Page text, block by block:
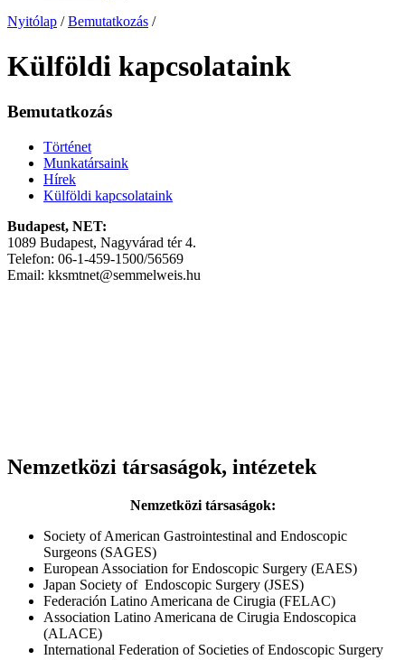
Nyitólap / Bemutatkozás /
Külföldi kapcsolataink
Bemutatkozás
Történet
Munkatársaink
Hírek
Külföldi kapcsolataink
Budapest, NET:
1089 Budapest, Nagyvárad tér 4.
Telefon: 06-1-459-1500/56569
Email: kksmtnet@semmelweis.hu
Nemzetközi társaságok, intézetek
Nemzetközi társaságok:
Society of American Gastrointestinal and Endoscopic
Surgeons (SAGES)
European Association for Endoscopic Surgery (EAES)
Japan Society of Endoscopic Surgery (JSES)
Federación Latino Americana de Cirugia (FELAC)
Association Latino Americana de Cirugia Endoscopica
(ALACE)
International Federation of Societies of Endoscopic Surgery